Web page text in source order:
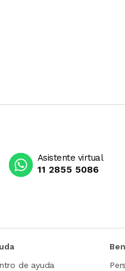
Asistente virtual
11 2855 5086
de ayuda